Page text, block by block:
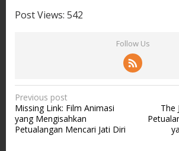
Post Views: 542
Follow Us
P
o
s
Previous post
Missing Link: Film Animasi
yang Mengisahkan
Petualangan Mencari Jati Diri
The